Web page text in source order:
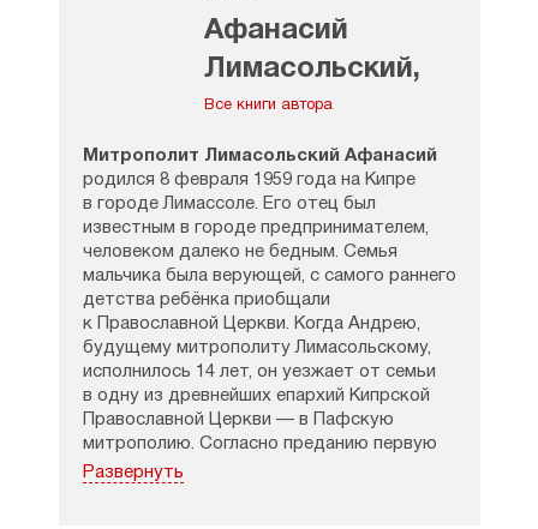
«Православие. ру» и «Правмир». Они близки
каждому: и воцерковлённый человек, и тот,
в храме, поймёт их, потому что отец
языке — языке любви, которым
обращается к нам Христос.
Темы материалов, написанных
архимандритом Андреем Конаносом,
разнообразны: взаимоотношения
родителей с детьми, супругов между
собой, болезни, страхи, стрессы,
взаимодействие с окружающей
действительностью, церковная жизнь.
В любой ситуации отец Андрей старается
разобраться, не обвиняя человека,
а находя для каждого утешительное
слово. Лейтмотивом многих статей
является твёрдая уверенность в том, что
Афанасий
Лимасольский,
митрополит
Все книги автора
Митрополит Лимасольский Афанасий
родился 8 февраля 1959 года на Кипре
в городе Лимассоле. Его отец был
известным в городе предпринимателем,
человеком далеко не бедным. Семья
мальчика была верующей, с самого раннего
детства ребёнка приобщали
к Православной Церкви. Когда Андрею,
будущему митрополиту Лимасольскому,
исполнилось 14 лет, он уезжает от семьи
в одну из древнейших епархий Кипрской
Православной Церкви — в Пафскую
митрополию. Согласно преданию первую
церковную общину в Пафосе основали
Развернуть